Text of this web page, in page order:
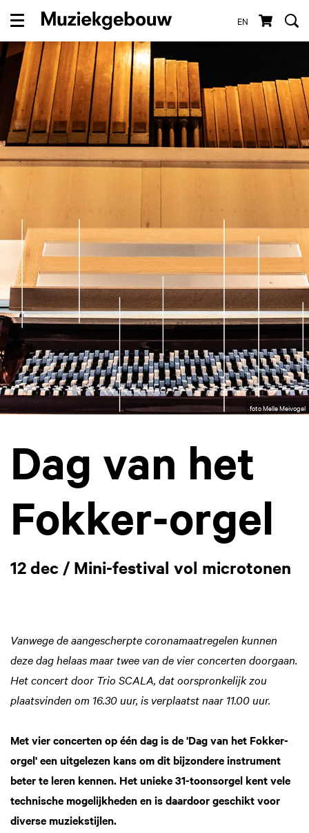
EN
Menu
foto Melle Meivogel
Dag van het
Fokker-orgel
12 dec / Mini-festival vol microtonen
Vanwege de aangescherpte coronamaatregelen kunnen
deze dag helaas maar twee van de vier concerten doorgaan.
Het concert door Trio SCALA, dat oorspronkelijk zou
plaatsvinden om 16.30 uur, is verplaatst naar 11.00 uur.
Met vier concerten op één dag is de 'Dag van het Fokker-
orgel' een uitgelezen kans om dit bijzondere instrument
beter te leren kennen. Het unieke 31-toonsorgel kent vele
technische mogelijkheden en is daardoor geschikt voor
diverse muziekstijlen.